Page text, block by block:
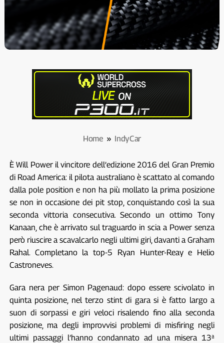
Home » IndyCar
È Will Power il vincitore dell’edizione 2016 del Gran Premio
di Road America: il pilota australiano è scattato al comando
dalla pole position e non ha più mollato la prima posizione
se non in occasione dei pit stop, conquistando così la sua
seconda vittoria consecutiva. Secondo un ottimo Tony
Kanaan, che è arrivato sul traguardo in scia a Power senza
però riuscire a scavalcarlo negli ultimi giri, davanti a Graham
Rahal. Completano la top-5 Ryan Hunter-Reay e Helio
Castroneves.
Gara nera per Simon Pagenaud: dopo essere scivolato in
quinta posizione, nel terzo stint di gara si è fatto largo a
suon di sorpassi e giri veloci risalendo fino alla seconda
posizione, ma degli improvvisi problemi di misfiring negli
ultimi passaggi l’hanno condannato ad una misera 13ª